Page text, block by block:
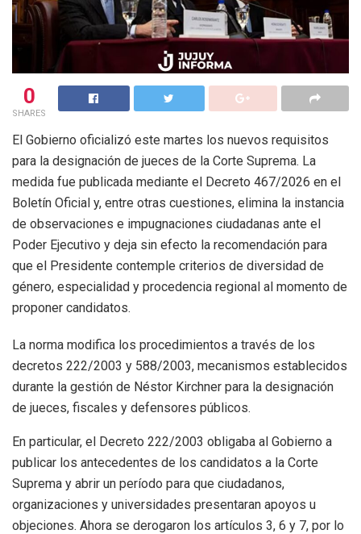
0
SHARES
El Gobierno oficializó este martes los nuevos requisitos
para la designación de jueces de la Corte Suprema. La
medida fue publicada mediante el Decreto 467/2026 en el
Boletín Oficial y, entre otras cuestiones, elimina la instancia
de observaciones e impugnaciones ciudadanas ante el
Poder Ejecutivo y deja sin efecto la recomendación para
que el Presidente contemple criterios de diversidad de
género, especialidad y procedencia regional al momento de
proponer candidatos.
La norma modifica los procedimientos a través de los
decretos 222/2003 y 588/2003, mecanismos establecidos
durante la gestión de Néstor Kirchner para la designación
de jueces, fiscales y defensores públicos.
En particular, el Decreto 222/2003 obligaba al Gobierno a
publicar los antecedentes de los candidatos a la Corte
Suprema y abrir un período para que ciudadanos,
organizaciones y universidades presentaran apoyos u
objeciones. Ahora se derogaron los artículos 3, 6 y 7, por lo